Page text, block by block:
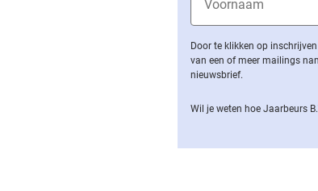
Door te klikken op
van een of meer mailings
nieuwsbrief.
Wil je weten hoe Jaarbeurs